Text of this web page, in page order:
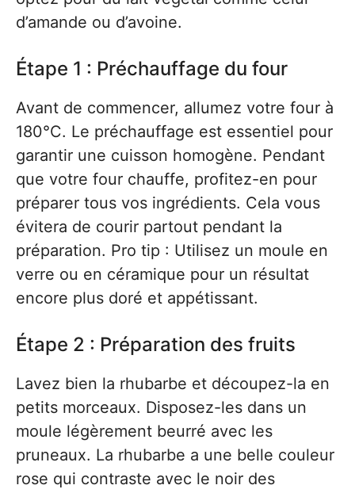
d’amande ou d’avoine.
Étape 1 : Préchauffage du four
Avant de commencer, allumez votre four à
180°C. Le préchauffage est essentiel pour
garantir une cuisson homogène. Pendant
que votre four chauffe, profitez-en pour
préparer tous vos ingrédients. Cela vous
évitera de courir partout pendant la
préparation. Pro tip : Utilisez un moule en
verre ou en céramique pour un résultat
encore plus doré et appétissant.
Étape 2 : Préparation des fruits
Lavez bien la rhubarbe et découpez-la en
petits morceaux. Disposez-les dans un
moule légèrement beurré avec les
pruneaux. La rhubarbe a une belle couleur
rose qui contraste avec le noir des